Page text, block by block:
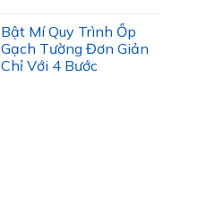
Bật Mí Quy Trình Ốp
Gạch Tường Đơn Giản
Chỉ Với 4 Bước